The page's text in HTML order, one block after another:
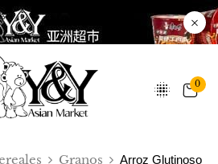
0
Granos Arroz Glutinoso